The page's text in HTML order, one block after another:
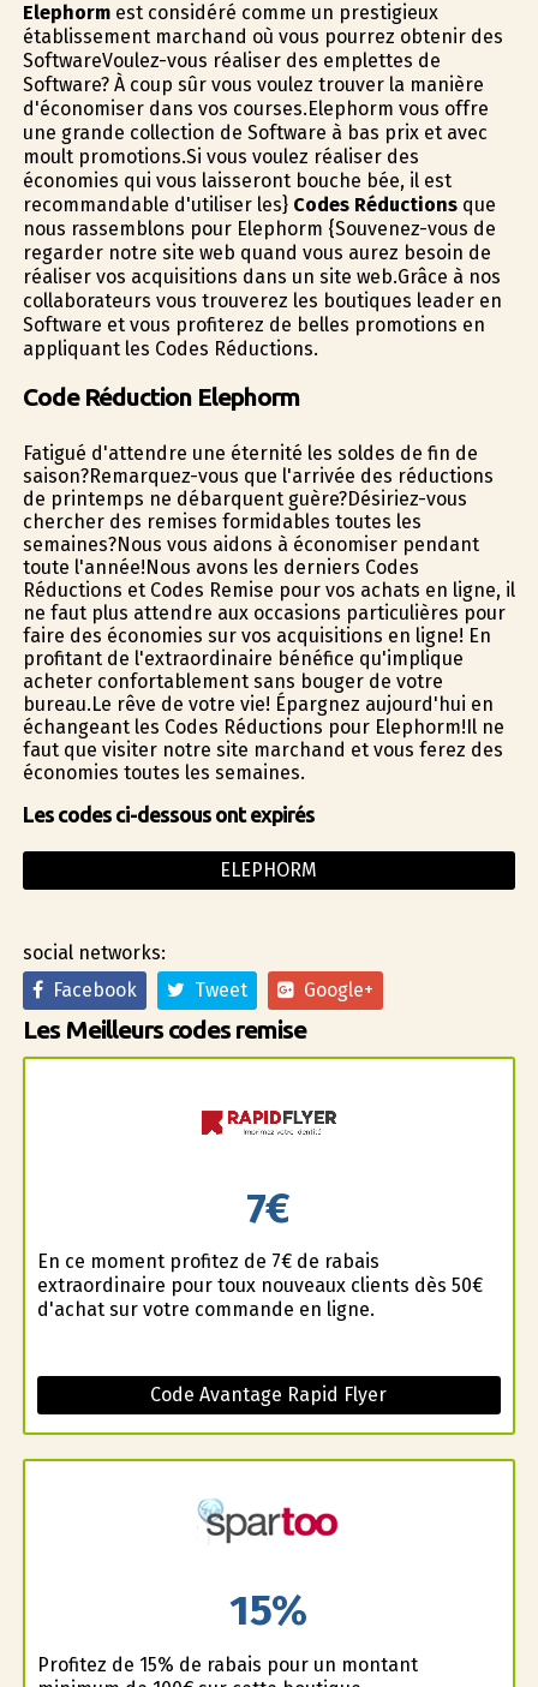
Elephormest considéré comme un prestigieux
établissement marchand où vous pourrez obtenir des
SoftwareVoulez-vous réaliser des emplettes de
Software? À coup sûr vous voulez trouver la manière
d'économiser dans vos courses.Elephorm vous offre
une grande collection de Software à bas prix et avec
moult promotions.Si vous voulez réaliser des
économies qui vous laisseront bouche bée, il est
recommandable d'utiliser les} Codes Réductionsque
nous rassemblons pour Elephorm {Souvenez-vous de
regarder notre site web quand vous aurez besoin de
réaliser vos acquisitions dans un site web.Grâce à nos
collaborateurs vous trouverez les boutiques leader en
Software et vous profiterez de belles promotions en
appliquant les Codes Réductions.
Code Réduction Elephorm
Fatigué d'attendre une éternité les soldes de fin de
saison?Remarquez-vous que l'arrivée des réductions
de printemps ne débarquent guère?Désiriez-vous
chercher des remises formidables toutes les
semaines?Nous vous aidons à économiser pendant
toute l'année!Nous avons les derniers Codes
Réductions et Codes Remise pour vos achats en ligne, il
ne faut plus attendre aux occasions particulières pour
faire des économies sur vos acquisitions en ligne! En
profitant de l'extraordinaire bénéfice qu'implique
acheter confortablement sans bouger de votre
bureau.Le rêve de votre vie! Épargnez aujourd'hui en
échangeant les Codes Réductions pour Elephorm!Il ne
faut que visiter notre site marchand et vous ferez des
économies toutes les semaines.
Les codes ci-dessous ont expirés
ELEPHORM
social networks:
Facebook
Tweet Google+
Les Meilleurs codes remise
7€
En ce moment profitez de 7€ de rabais
extraordinaire pour toux nouveaux clients dès 50€
d'achat sur votre commande en ligne.
Code Avantage Rapid Flyer
15%
Profitez de 15% de rabais pour un montant